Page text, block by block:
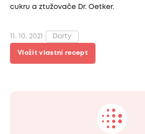
cukru a ztužovače Dr. Oetker.
11. 10. 2021 Dorty
Vložit vlastní recept